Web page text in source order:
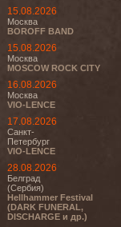
15.08.2026
Москва
BOROFF BAND
15.08.2026
Москва
MOSCOW ROCK CITY
16.08.2026
Москва
VIO-LENCE
17.08.2026
Санкт-
Петербург
VIO-LENCE
28.08.2026
Белград
(Сербия)
Hellhammer Festival
(DARK FUNERAL,
DISCHARGE и др.)